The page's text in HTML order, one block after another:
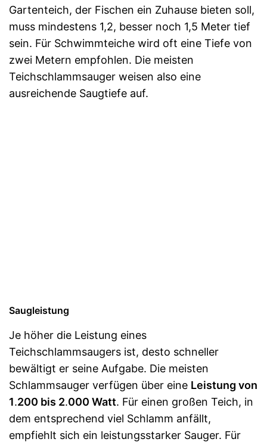
Gartenteich, der Fischen ein Zuhause bieten soll,
muss mindestens 1,2, besser noch 1,5 Meter tief
sein. Für Schwimmteiche wird oft eine Tiefe von
zwei Metern empfohlen. Die meisten
Teichschlammsauger weisen also eine
ausreichende Saugtiefe auf.
Saugleistung
Je höher die Leistung eines
Teichschlammsaugers ist, desto schneller
bewältigt er seine Aufgabe. Die meisten
Schlammsauger verfügen über eine Leistung von
1.200 bis 2.000 Watt. Für einen großen Teich, in
dem entsprechend viel Schlamm anfällt,
empfiehlt sich ein leistungsstarker Sauger. Für